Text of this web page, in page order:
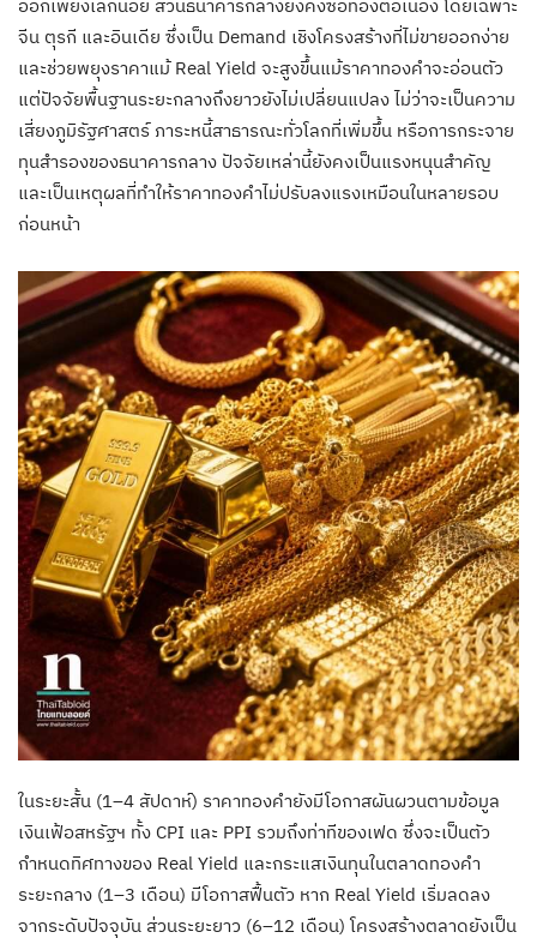
ออกเพียงเล็กน้อย ส่วนธนาคารกลางยังคงซื้อทองต่อเนื่อง โดยเฉพาะ
จีน ตุรกี และอินเดีย ซึ่งเป็น Demand เชิงโครงสร้างที่ไม่ขายออกง่าย
และช่วยพยุงราคาแม้ Real Yield จะสูงขึ้นแม้ราคาทองคำจะอ่อนตัว
แต่ปัจจัยพื้นฐานระยะกลางถึงยาวยังไม่เปลี่ยนแปลง ไม่ว่าจะเป็นความ
เสี่ยงภูมิรัฐศาสตร์ ภาระหนี้สาธารณะทั่วโลกที่เพิ่มขึ้น หรือการกระจาย
ทุนสำรองของธนาคารกลาง ปัจจัยเหล่านี้ยังคงเป็นแรงหนุนสำคัญ
และเป็นเหตุผลที่ทำให้ราคาทองคำไม่ปรับลงแรงเหมือนในหลายรอบ
ก่อนหน้า
ในระยะสั้น (1–4 สัปดาห์) ราคาทองคำยังมีโอกาสผันผวนตามข้อมูล
เงินเฟ้อสหรัฐฯ ทั้ง CPI และ PPI รวมถึงท่าทีของเฟด ซึ่งจะเป็นตัว
กำหนดทิศทางของ Real Yield และกระแสเงินทุนในตลาดทองคำ
ระยะกลาง (1–3 เดือน) มีโอกาสฟื้นตัว หาก Real Yield เริ่มลดลง
จากระดับปัจจุบัน ส่วนระยะยาว (6–12 เดือน) โครงสร้างตลาดยังเป็น